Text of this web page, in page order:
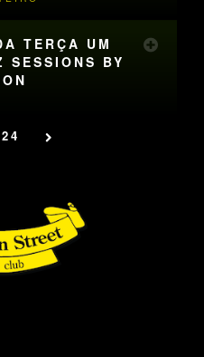
TERÇA UM
SESSIONS BY